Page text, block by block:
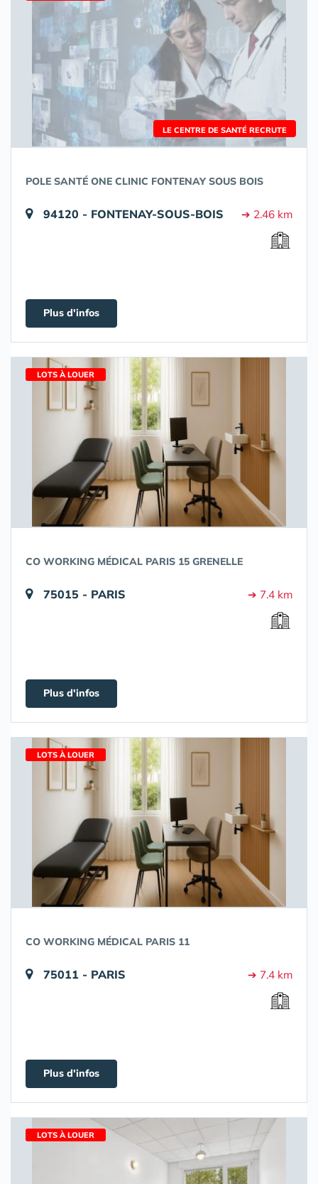
LE CENTRE DE SANTÉ RECRUTE
POLE SANTÉ ONE CLINIC FONTENAY SOUS BOIS
94120 - FONTENAY-SOUS-BOIS ➔ 2.46 km
Plus d'infos
LOTS À LOUER
CO WORKING MÉDICAL PARIS 15 GRENELLE
75015 - PARIS ➔ 7.4 km
Plus d'infos
LOTS À LOUER
CO WORKING MÉDICAL PARIS 11
75011 - PARIS ➔ 7.4 km
Plus d'infos
LOTS À LOUER